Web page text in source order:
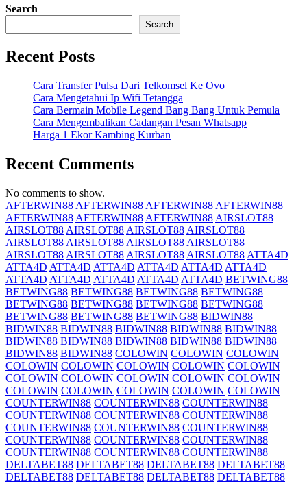
Search
Search
Recent Posts
Cara Transfer Pulsa Dari Telkomsel Ke Ovo
Cara Mengetahui Ip Wifi Tetangga
Cara Bermain Mobile Legend Bang Bang Untuk Pemula
Cara Mengembalikan Cadangan Pesan Whatsapp
Harga 1 Ekor Kambing Kurban
Recent Comments
No comments to show.
AFTERWIN88 AFTERWIN88 AFTERWIN88 AFTERWIN88
AFTERWIN88 AFTERWIN88 AFTERWIN88 AIRSLOT88
AIRSLOT88 AIRSLOT88 AIRSLOT88 AIRSLOT88
AIRSLOT88 AIRSLOT88 AIRSLOT88 AIRSLOT88
AIRSLOT88 AIRSLOT88 AIRSLOT88 AIRSLOT88 ATTA4D
ATTA4D ATTA4D ATTA4D ATTA4D ATTA4D ATTA4D
ATTA4D ATTA4D ATTA4D ATTA4D ATTA4D BETWING88
BETWING88 BETWING88 BETWING88 BETWING88
BETWING88 BETWING88 BETWING88 BETWING88
BETWING88 BETWING88 BETWING88 BIDWIN88
BIDWIN88 BIDWIN88 BIDWIN88 BIDWIN88 BIDWIN88
BIDWIN88 BIDWIN88 BIDWIN88 BIDWIN88 BIDWIN88
BIDWIN88 BIDWIN88 COLOWIN COLOWIN COLOWIN
COLOWIN COLOWIN COLOWIN COLOWIN COLOWIN
COLOWIN COLOWIN COLOWIN COLOWIN COLOWIN
COLOWIN COLOWIN COLOWIN COLOWIN COLOWIN
COUNTERWIN88 COUNTERWIN88 COUNTERWIN88
COUNTERWIN88 COUNTERWIN88 COUNTERWIN88
COUNTERWIN88 COUNTERWIN88 COUNTERWIN88
COUNTERWIN88 COUNTERWIN88 COUNTERWIN88
COUNTERWIN88 COUNTERWIN88 COUNTERWIN88
DELTABET88 DELTABET88 DELTABET88 DELTABET88
DELTABET88 DELTABET88 DELTABET88 DELTABET88